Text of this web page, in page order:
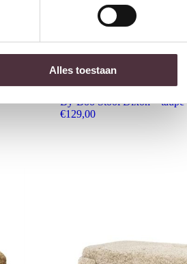
Alles toestaan
By-Boo Stool Dixon – taupe
€129,00